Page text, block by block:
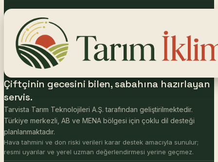
Çiftçinin gecesini bilen, sabahına hazırlayan
servis.
Tarvista Tarım Teknolojileri A.Ş. tarafından geliştirilmektedir.
Türkiye merkezli, AB ve MENA bölgesi için çoklu dil desteği
planlanmaktadır.
Hava tahmini ve don riski verileri karar destek amacıyla sunulur;
resmi uyarılar ve yerel uzman değerlendirmesi yerine geçmez.